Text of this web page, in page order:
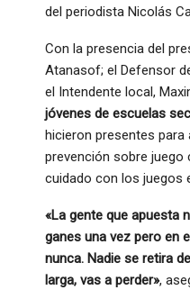
del periodista Nicolás
Con la presencia del
Atanasof; el Defensor
el Intendente local,
jóvenes de escuelas
hicieron presentes para
prevención sobre juego
cuidado con los juegos
«La gente que apuesta
ganes una vez pero en
nunca. Nadie se retira
larga, vas a perder»,